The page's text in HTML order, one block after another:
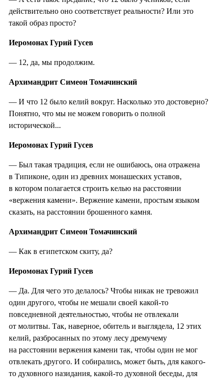
действительно оно соответствует реальности? Или это
такой образ просто?
Иеромонах Гурий Гусев
— 12, да, мы продолжим.
Архимандрит Симеон Томачинский
— И что 12 было келий вокруг. Насколько это достоверно?
Понятно, что мы не можем говорить о полной
исторической...
Иеромонах Гурий Гусев
— Был такая традиция, если не ошибаюсь, она отражена
в Типиконе, один из древних монашеских уставов,
в котором полагается строить келью на расстоянии
«вержения камени». Вержение камени, простым языком
сказать, на расстоянии брошенного камня.
Архимандрит Симеон Томачинский
— Как в египетском скиту, да?
Иеромонах Гурий Гусев
— Да. Для чего это делалось? Чтобы никак не тревожил
один другого, чтобы не мешали своей какой-то
повседневной деятельностью, чтобы не отвлекали
от молитвы. Так, наверное, обитель и выглядела, 12 этих
келий, разбросанных по этому лесу дремучему
на расстоянии вержения камени так, чтобы один не мог
отвлекать другого. И собирались, может быть, для какого-
то духовного назидания, какой-то духовной беседы, для